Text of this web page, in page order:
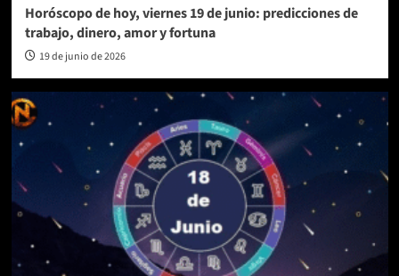
Horóscopo de hoy, viernes 19 de junio: predicciones de
trabajo, dinero, amor y fortuna
19 de junio de 2026